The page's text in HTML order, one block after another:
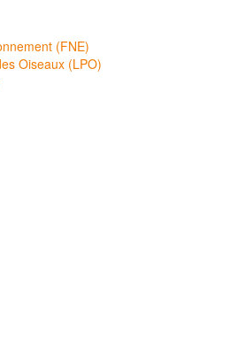
(FNE)
Oiseaux (LPO)